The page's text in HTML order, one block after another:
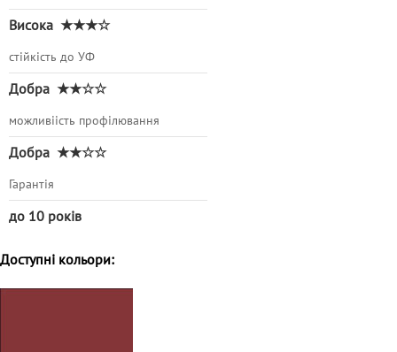
Висока ★★★☆
стійкість до УФ
Добра ★★☆☆
можливіість профілювання
Добра ★★☆☆
Гарантія
до 10 років
Доступні кольори: